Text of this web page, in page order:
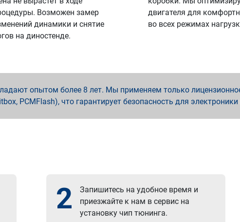
Возможен замер
динамики и снятие
на диностенде.
двигателя для
во всех режимах
опытом более 8 лет. Мы применяем только
PCMFlash), что гарантирует безопасность для
2
Запишитесь на удобное время и
приезжайте к нам в сервис на
установку чип тюнинга.